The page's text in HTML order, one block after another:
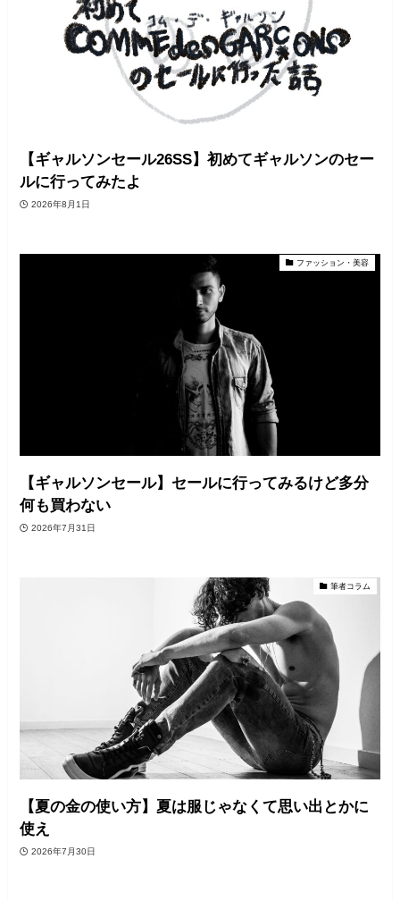
【ギャルソンセール26SS】初めてギャルソンのセー
ルに行ってみたよ
2026年8月1日
ファッション・美容
【ギャルソンセール】セールに行ってみるけど多分
何も買わない
2026年7月31日
筆者コラム
【夏の金の使い方】夏は服じゃなくて思い出とかに
使え
2026年7月30日